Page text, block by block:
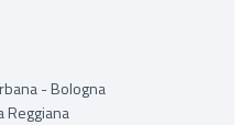
- Bologna
Reggiana